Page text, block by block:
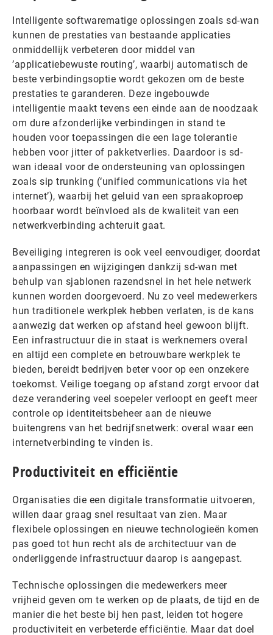
Intelligente softwarematige oplossingen zoals sd-wan
kunnen de prestaties van bestaande applicaties
onmiddellijk verbeteren door middel van
’applicatiebewuste routing’, waarbij automatisch de
beste verbindingsoptie wordt gekozen om de beste
prestaties te garanderen. Deze ingebouwde
intelligentie maakt tevens een einde aan de noodzaak
om dure afzonderlijke verbindingen in stand te
houden voor toepassingen die een lage tolerantie
hebben voor jitter of pakketverlies. Daardoor is sd-
wan ideaal voor de ondersteuning van oplossingen
zoals sip trunking (‘unified communications via het
internet’), waarbij het geluid van een spraakoproep
hoorbaar wordt beïnvloed als de kwaliteit van een
netwerkverbinding achteruit gaat.
Beveiliging integreren is ook veel eenvoudiger, doordat
aanpassingen en wijzigingen dankzij sd-wan met
behulp van sjablonen razendsnel in het hele netwerk
kunnen worden doorgevoerd. Nu zo veel medewerkers
hun traditionele werkplek hebben verlaten, is de kans
aanwezig dat werken op afstand heel gewoon blijft.
Een infrastructuur die in staat is werknemers overal
en altijd een complete en betrouwbare werkplek te
bieden, bereidt bedrijven beter voor op een onzekere
toekomst. Veilige toegang op afstand zorgt ervoor dat
deze verandering veel soepeler verloopt en geeft meer
controle op identiteitsbeheer aan de nieuwe
buitengrens van het bedrijfsnetwerk: overal waar een
internetverbinding te vinden is.
Productiviteit en efficiëntie
Organisaties die een digitale transformatie uitvoeren,
willen daar graag snel resultaat van zien. Maar
flexibele oplossingen en nieuwe technologieën komen
pas goed tot hun recht als de architectuur van de
onderliggende infrastructuur daarop is aangepast.
Technische oplossingen die medewerkers meer
vrijheid geven om te werken op de plaats, de tijd en de
manier die het beste bij hen past, leiden tot hogere
productiviteit en verbeterde efficiëntie. Maar dat doel